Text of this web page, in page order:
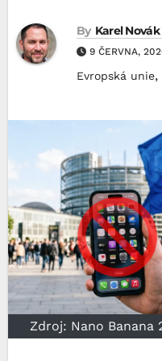
By Karel Novák
9 ČERVNA,
Evropská unie,
Zdroj: Nano Banana